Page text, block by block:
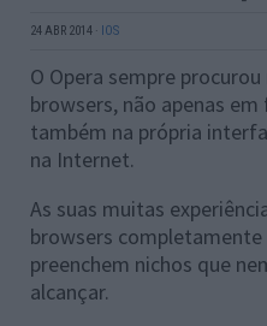
24 ABR 2014 · IOS
O Opera sempre
browsers, não apenas
também na própria
na Internet.
As suas muitas
browsers
preenchem nichos que
alcançar.